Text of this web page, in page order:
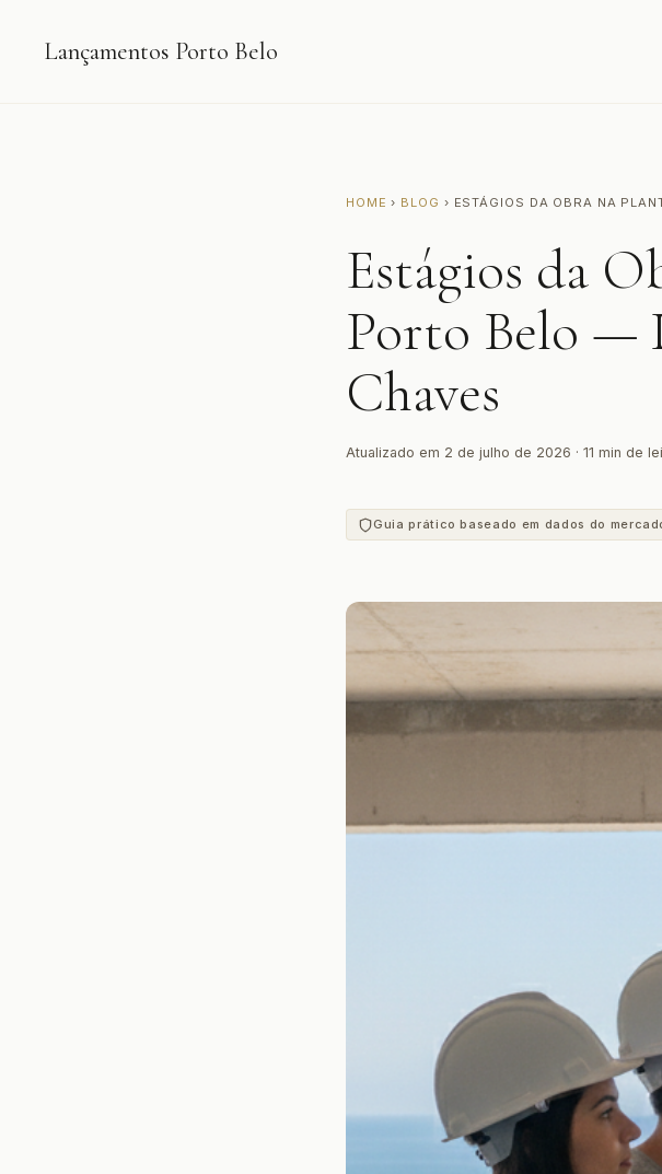
Lançamentos Porto Belo
HOME › BLOG › ESTÁGIOS DA OBRA NA
Estágios da
Porto Belo —
Chaves
Atualizado em 2 de julho de 2026 · 11 min de
Guia prático baseado em dados do